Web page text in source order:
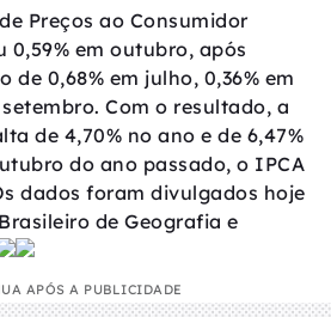
Preços ao Consumidor
0,59% em outubro, após
de 0,68% em julho, 0,36% em
Com o resultado, a
de 4,70% no ano e de 6,47%
do ano passado, o IPCA
dados foram divulgados hoje
de Geografia e
APÓS A PUBLICIDADE